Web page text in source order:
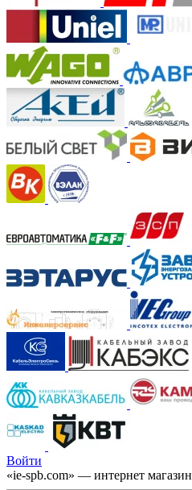
Войти
«ie-spb.com» — интернет магазин